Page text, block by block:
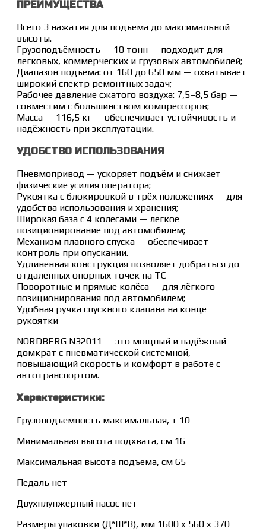
ПРЕИМУЩЕСТВА
Всего 3 нажатия для подъёма до максимальной
высоты.
Грузоподъёмность — 10 тонн — подходит для
легковых, коммерческих и грузовых автомобилей;
Диапазон подъёма: от 160 до 650 мм — охватывает
широкий спектр ремонтных задач;
Рабочее давление сжатого воздуха: 7,5–8,5 бар —
совместим с большинством компрессоров;
Масса — 116,5 кг — обеспечивает устойчивость и
надёжность при эксплуатации.
УДОБСТВО ИСПОЛЬЗОВАНИЯ
Пневмопривод — ускоряет подъём и снижает
физические усилия оператора;
Рукоятка с блокировкой в трёх положениях — для
удобства использования и хранения;
Широкая база с 4 колёсами — лёгкое
позиционирование под автомобилем;
Механизм плавного спуска — обеспечивает
контроль при опускании.
Удлиненная конструкция позволяет добраться до
отдаленных опорных точек на ТС
Поворотные и прямые колёса — для лёгкого
позиционирования под автомобилем;
Удобная ручка спускного клапана на конце
рукоятки
NORDBERG N32011 — это мощный и надёжный
домкрат с пневматической системной,
повышающий скорость и комфорт в работе с
автотранспортом.
Характеристики:
Грузоподъемность максимальная, т 10
Минимальная высота подхвата, см 16
Максимальная высота подъема, см 65
Педаль нет
Двухплунжерный насос нет
Размеры упаковки (Д*Ш*В), мм 1600 x 560 x 370